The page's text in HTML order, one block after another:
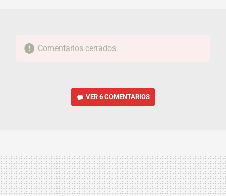
Comentarios cerrados
VER6 COMENTARIOS